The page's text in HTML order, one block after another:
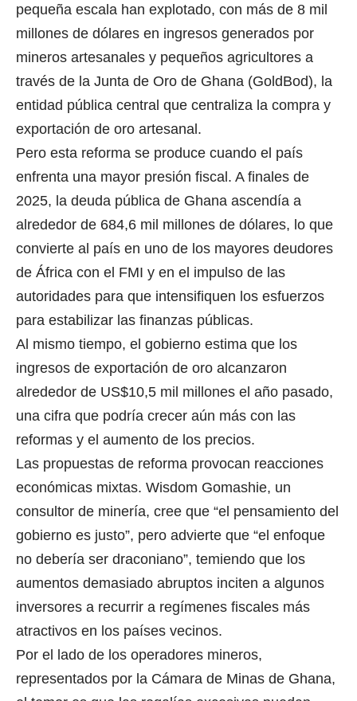
pequeña escala han explotado, con más de 8 mil
millones de dólares en ingresos generados por
mineros artesanales y pequeños agricultores a
través de la Junta de Oro de Ghana (GoldBod), la
entidad pública central que centraliza la compra y
exportación de oro artesanal.
Pero esta reforma se produce cuando el país
enfrenta una mayor presión fiscal. A finales de
2025, la deuda pública de Ghana ascendía a
alrededor de 684,6 mil millones de dólares, lo que
convierte al país en uno de los mayores deudores
de África con el FMI y en el impulso de las
autoridades para que intensifiquen los esfuerzos
para estabilizar las finanzas públicas.
Al mismo tiempo, el gobierno estima que los
ingresos de exportación de oro alcanzaron
alrededor de US$10,5 mil millones el año pasado,
una cifra que podría crecer aún más con las
reformas y el aumento de los precios.
Las propuestas de reforma provocan reacciones
económicas mixtas. Wisdom Gomashie, un
consultor de minería, cree que “el pensamiento del
gobierno es justo”, pero advierte que “el enfoque
no debería ser draconiano”, temiendo que los
aumentos demasiado abruptos inciten a algunos
inversores a recurrir a regímenes fiscales más
atractivos en los países vecinos.
Por el lado de los operadores mineros,
representados por la Cámara de Minas de Ghana,